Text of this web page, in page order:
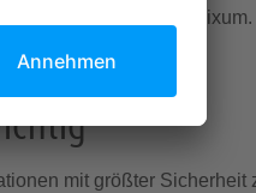
und kostenlos bei Pixum.
mit größter Sicherheit